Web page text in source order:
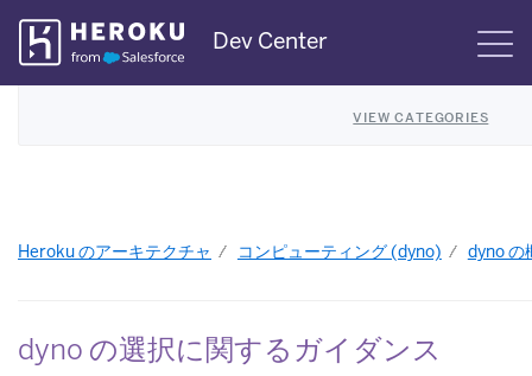
Skip
Navigation
Dev Center
VIEW CATEGORIES
Heroku のアーキテクチャ コンピューティング (dyno) dyno の
dyno の選択に関するガイダンス